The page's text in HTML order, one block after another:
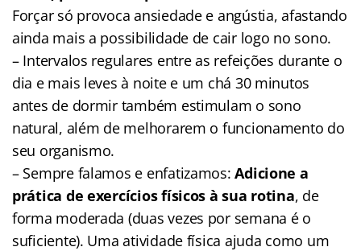
Forçar só provoca ansiedade e angústia, afastando
ainda mais a possibilidade de cair logo no sono.
– Intervalos regulares entre as refeições durante o
dia e mais leves à noite e um chá 30 minutos
antes de dormir também estimulam o sono
natural, além de melhorarem o funcionamento do
seu organismo.
– Sempre falamos e enfatizamos:Adicione a
prática de exercícios físicos à sua rotina, de
forma moderada (duas vezes por semana é o
suficiente). Uma atividade física ajuda como um